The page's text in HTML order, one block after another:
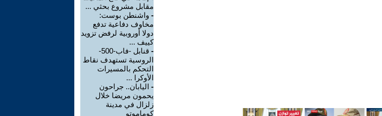
مقابل مشروع بحثي ...
- واشنطن بوست:
مخاوف دفاعية تدفع
دولا أوروبية لرفض تزويد
كييف ...
-
قنابل -فاب-500-
الروسية تستهدف نقاط
التحكم بالمسيرات
الأوكرا ...
- اليابان.. جراحون
يحمون مريضا خلال
زلزال في مدينة
كوماموتو